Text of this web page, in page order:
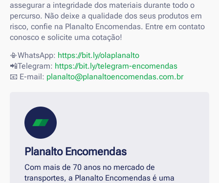
assegurar a integridade dos materiais durante todo o
percurso. Não deixe a qualidade dos seus produtos em
risco, confie na Planalto Encomendas. Entre em contato
conosco e solicite uma cotação!
📳WhatsApp: https://bit.ly/olaplanalto
📲Telegram: https://bit.ly/telegram-encomendas
📧 E-mail: planalto@planaltoencomendas.com.br
Planalto Encomendas
Com mais de 70 anos no mercado de
transportes, a Planalto Encomendas é uma